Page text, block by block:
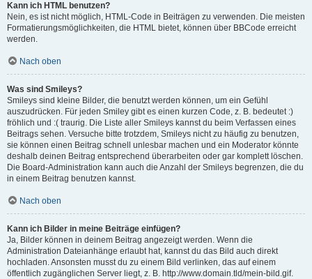
Kann ich HTML benutzen?
Nein, es ist nicht möglich, HTML-Code in Beiträgen zu verwenden. Die meisten
Formatierungsmöglichkeiten, die HTML bietet, können über BBCode erreicht
werden.
Nach oben
Was sind Smileys?
Smileys sind kleine Bilder, die benutzt werden können, um ein Gefühl
auszudrücken. Für jeden Smiley gibt es einen kurzen Code, z. B. bedeutet :)
fröhlich und :( traurig. Die Liste aller Smileys kannst du beim Verfassen eines
Beitrags sehen. Versuche bitte trotzdem, Smileys nicht zu häufig zu benutzen,
sie können einen Beitrag schnell unlesbar machen und ein Moderator könnte
deshalb deinen Beitrag entsprechend überarbeiten oder gar komplett löschen.
Die Board-Administration kann auch die Anzahl der Smileys begrenzen, die du
in einem Beitrag benutzen kannst.
Nach oben
Kann ich Bilder in meine Beiträge einfügen?
Ja, Bilder können in deinem Beitrag angezeigt werden. Wenn die
Administration Dateianhänge erlaubt hat, kannst du das Bild auch direkt
hochladen. Ansonsten musst du zu einem Bild verlinken, das auf einem
öffentlich zugänglichen Server liegt, z. B. http://www.domain.tld/mein-bild.gif.